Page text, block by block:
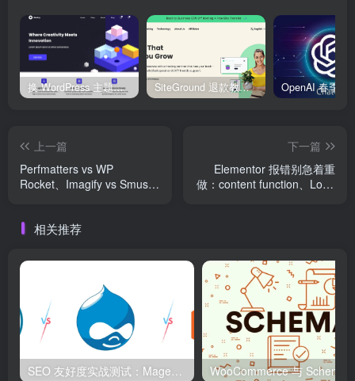
换 WordPress 主题前先看这份清单：Kadence、Blocksy Pro 与 WoodMart 的实操配置教程 SiteGround 退款教程：如何获取30天无理由退款服务
上一篇
Perfmatters vs WP
Rocket、Imagify vs Smush
下一篇
Elementor 报错别急着重
做：content function、Loop
相关推荐
SEO 友好度实战测试：Magento、WordPress、Drupal 在核心 SEO 要素上的表现对比